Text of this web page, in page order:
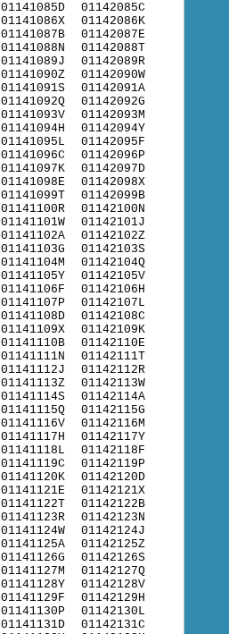
01141085D
01141086X
01141087B
01141088N
01141089J
01141090Z
01141091S
01141092Q
01141093V
01141094H
01141095L
01141096C
01141097K
01141098E
01141099T
01141100R
01141101W
01141102A
01141103G
01141104M
01141105Y
01141106F
01141107P
01141108D
01141109X
01141110B
01141111N
01141112J
01141113Z
01141114S
01141115Q
01141116V
01141117H
01141118L
01141119C
01141120K
01141121E
01141122T
01141123R
01141124W
01141125A
01141126G
01141127M
01141128Y
01141129F
01141130P
01141131D
01142085C
01142086K
01142087E
01142088T
01142089R
01142090W
01142091A
01142092G
01142093M
01142094Y
01142095F
01142096P
01142097D
01142098X
01142099B
01142100N
01142101J
01142102Z
01142103S
01142104Q
01142105V
01142106H
01142107L
01142108C
01142109K
01142110E
01142111T
01142112R
01142113W
01142114A
01142115G
01142116M
01142117Y
01142118F
01142119P
01142120D
01142121X
01142122B
01142123N
01142124J
01142125Z
01142126S
01142127Q
01142128V
01142129H
01142130L
01142131C